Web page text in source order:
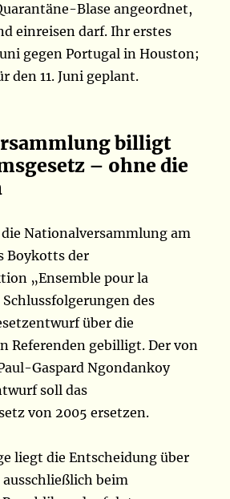
Blase angeordnet,
einreisen darf. Ihr erstes
gegen Portugal in Houston;
den 11. Juni geplant.
billigt
– ohne die
Nationalversammlung am
Boykotts der
„Ensemble pour la
des
über die
Referenden gebilligt. Der von
Gaspard Ngondankoy
soll das
von 2005 ersetzen.
liegt die Entscheidung über
beim